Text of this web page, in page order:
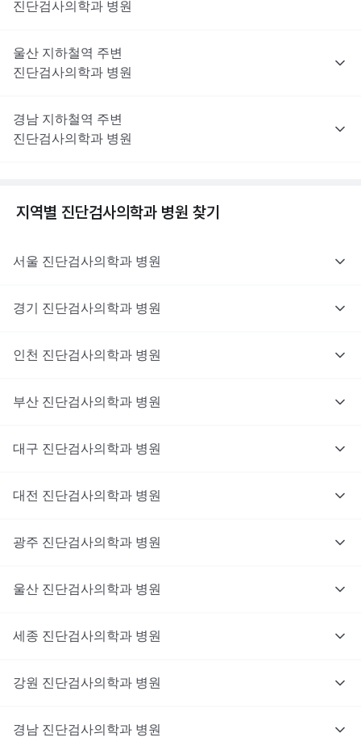
진단검사의학과 병원
울산 지하철역 주변
진단검사의학과 병원
경남 지하철역 주변
진단검사의학과 병원
지역별 진단검사의학과 병원 찾기
서울 진단검사의학과 병원
경기 진단검사의학과 병원
인천 진단검사의학과 병원
부산 진단검사의학과 병원
대구 진단검사의학과 병원
대전 진단검사의학과 병원
광주 진단검사의학과 병원
울산 진단검사의학과 병원
세종 진단검사의학과 병원
강원 진단검사의학과 병원
경남 진단검사의학과 병원